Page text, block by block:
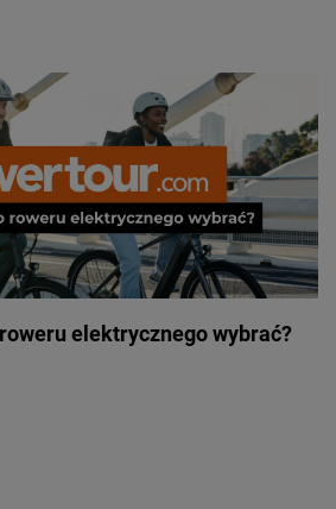
elektrycznego wybrać?